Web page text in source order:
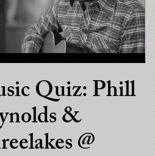
Quiz: Phill
&
@